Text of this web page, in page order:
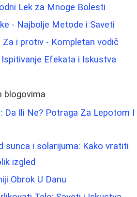
Lek za Mnoge Bolesti
- Najbolje Metode i Saveti
Za i protiv - Kompletan vodič
Efekata i Iskustva
blogovima
Da Ili Ne? Potraga Za Lepotom I
sunca i solarijuma: Kako vratiti
izgled
Obrok U Danu